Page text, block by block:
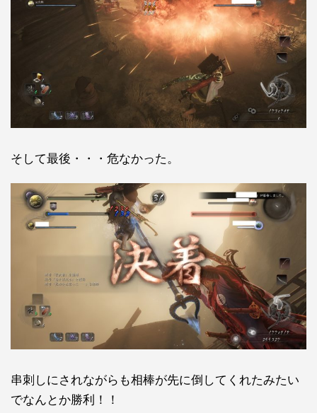
そして最後・・・危なかった。
串刺しにされながらも相棒が先に倒してくれたみたい
でなんとか勝利！！